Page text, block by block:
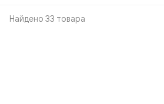
Найдено 33 товара